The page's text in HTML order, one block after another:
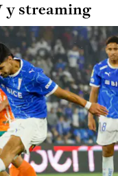
y streaming